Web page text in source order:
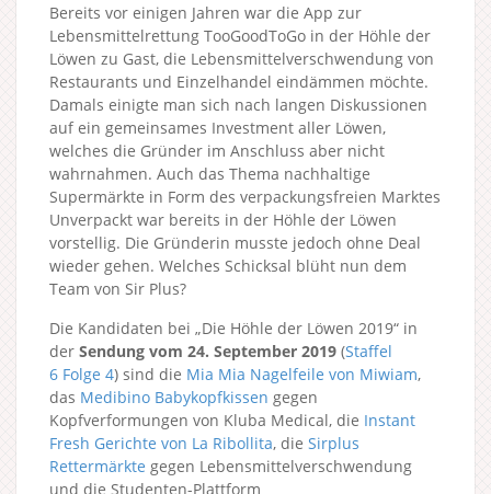
Bereits vor einigen Jahren war die App zur
Lebensmittelrettung TooGoodToGo in der Höhle der
Löwen zu Gast, die Lebensmittelverschwendung von
Restaurants und Einzelhandel eindämmen möchte.
Damals einigte man sich nach langen Diskussionen
auf ein gemeinsames Investment aller Löwen,
welches die Gründer im Anschluss aber nicht
wahrnahmen. Auch das Thema nachhaltige
Supermärkte in Form des verpackungsfreien Marktes
Unverpackt war bereits in der Höhle der Löwen
vorstellig. Die Gründerin musste jedoch ohne Deal
wieder gehen. Welches Schicksal blüht nun dem
Team von Sir Plus?
Die Kandidaten bei „Die Höhle der Löwen 2019“ in
der Sendung vom 24. September 2019 (Staffel
6 Folge 4) sind die Mia Mia Nagelfeile von Miwiam,
das Medibino Babykopfkissen gegen
Kopfverformungen von Kluba Medical, die Instant
Fresh Gerichte von La Ribollita, die Sirplus
Rettermärkte gegen Lebensmittelverschwendung
und die Studenten-Plattform